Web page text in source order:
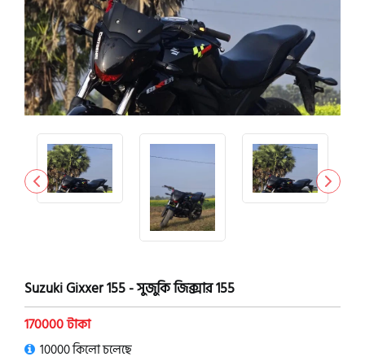
Suzuki Gixxer 155 - সুজুকি জিক্সার 155
170000 টাকা
10000 কিলো চলেছে